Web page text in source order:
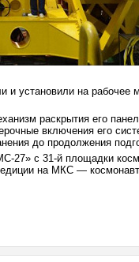
установили на рабочее
раскрытия его
включения его
до продолжения
27» с 31-й площадки
на МКС —